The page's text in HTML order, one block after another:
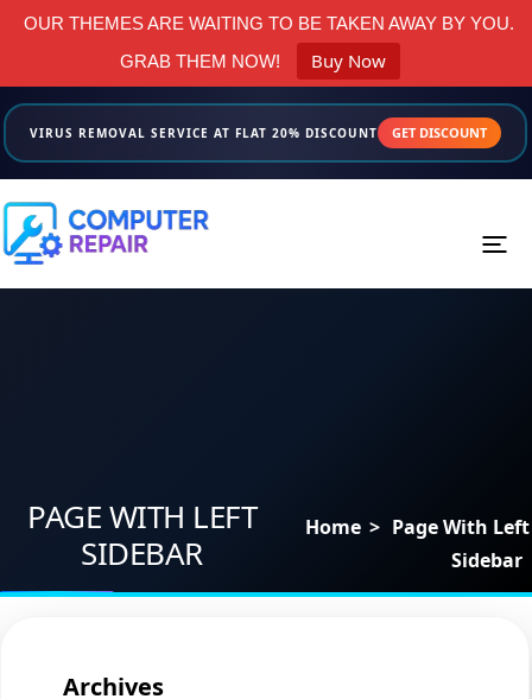
OUR THEMES ARE WAITING TO BE TAKEN AWAY BY YOU.
GRAB THEM NOW!
Buy Now
VIRUS REMOVAL SERVICE AT FLAT 20% DISCOUNT GET DISCOUNT
Pages
Shortcodes
PAGE WITH LEFT
SIDEBAR
Home > Page With Left
Sidebar
Archives